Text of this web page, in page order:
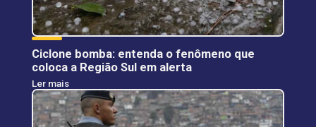
Ciclone bomba: entenda o fenômeno que
coloca a Região Sul em alerta
Ler mais